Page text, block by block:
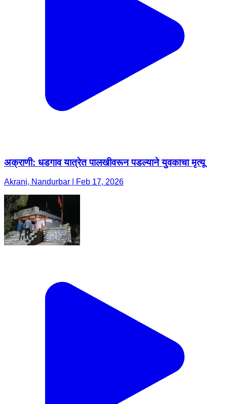
अक्राणी: धडगाव यात्रेत पालखीवरून पडल्याने युवकाचा मृत्यू
Akrani, Nandurbar | Feb 17, 2026